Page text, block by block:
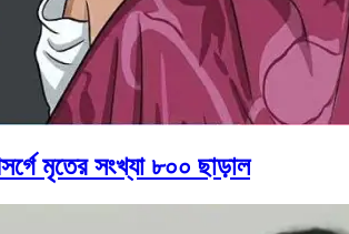
মৃতের সংখ্যা ৮০০ ছাড়াল